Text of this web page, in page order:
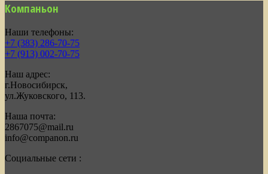
Компаньон
Наши телефоны:
+7 (383) 286-70-75
+7 (913) 002-70-75
Наш адрес:
г.Новосибирск,
ул.Жуковского, 113.
Наша почта:
2867075@mail.ru
info@companon.ru
Социальные сети :